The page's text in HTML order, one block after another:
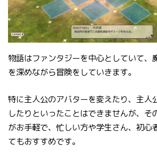
物語はファンタジーを中心としていて、
を深めながら冒険をしていきます。
特に主人公のアバターを変えたり、主人
したりといったことはできませんが、そ
がお手軽で、忙しい方や学生さん、初心
てもおすすめです。